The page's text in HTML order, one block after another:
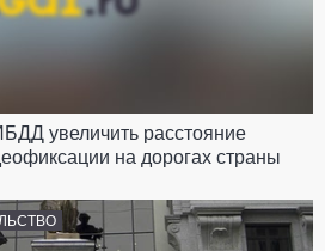
увеличить расстояние
на дорогах страны